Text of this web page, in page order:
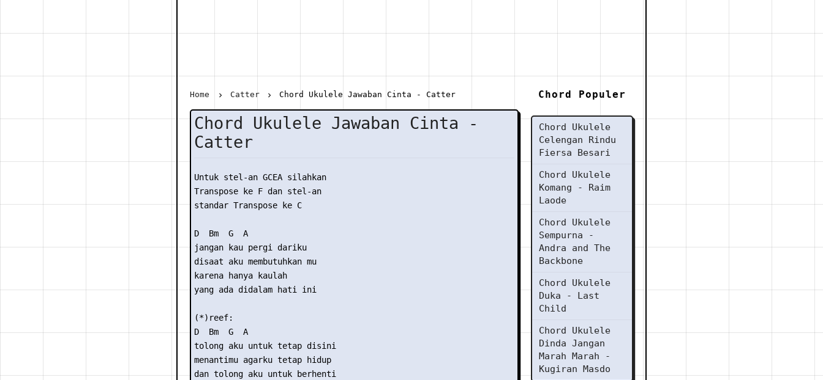
Home Catter Chord Ukulele Jawaban Cinta - Catter
Chord Ukulele Jawaban Cinta -
Catter
Untuk stel-an GCEA silahkan
Transpose ke F dan stel-an
standar Transpose ke C
D  Bm  G  A
jangan kau pergi dariku
disaat aku membutuhkan mu
karena hanya kaulah
yang ada didalam hati ini
(*)reef:
D  Bm  G  A
tolong aku untuk tetap disini
menantimu agarku tetap hidup
dan tolong aku untuk berhenti
Chord Populer
Chord Ukulele
Celengan Rindu
Fiersa Besari
Chord Ukulele
Komang - Raim
Laode
Chord Ukulele
Sempurna -
Andra and The
Backbone
Chord Ukulele
Duka - Last
Child
Chord Ukulele
Dinda Jangan
Marah Marah -
Kugiran Masdo